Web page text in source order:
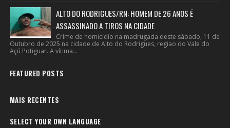
ALTO DO RODRIGUES/RN: HOMEM DE 26 ANOS É
ASSASSINADO A TIROS NA CIDADE
Crime de homicídio na madrugada deste sábado, 11 de
Outubro de 2025 na cidade de Alto do Rodrigues, regiao do Vale do
Açú Potiguar. A vítima...
FEATURED POSTS
MAIS RECENTES
SELECT YOUR OWN LANGUAGE